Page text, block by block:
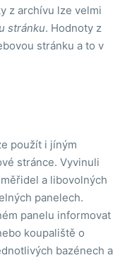
z archívu lze velmi
stránku. Hodnoty z
stránku a to v
použít i jíným
stránce. Vyvinuli
a libovolných
panelech.
panelu informovat
koupaliště o
bazénech a